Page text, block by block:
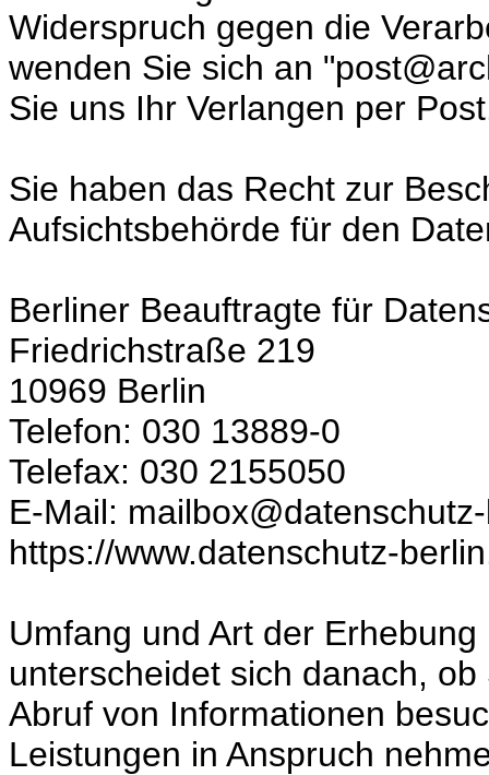
Widerspruch gegen die
wenden Sie sich an
Sie uns Ihr Verlangen per
Sie haben das Recht zur
Aufsichtsbehörde für den
Berliner Beauftragte für
Friedrichstraße 219
10969 Berlin
Telefon: 030 13889-0
Telefax: 030 2155050
E-Mail:
https://www.datenschutz-
Umfang und Art der
unterscheidet sich danach,
Abruf von Informationen
Leistungen in Anspruch